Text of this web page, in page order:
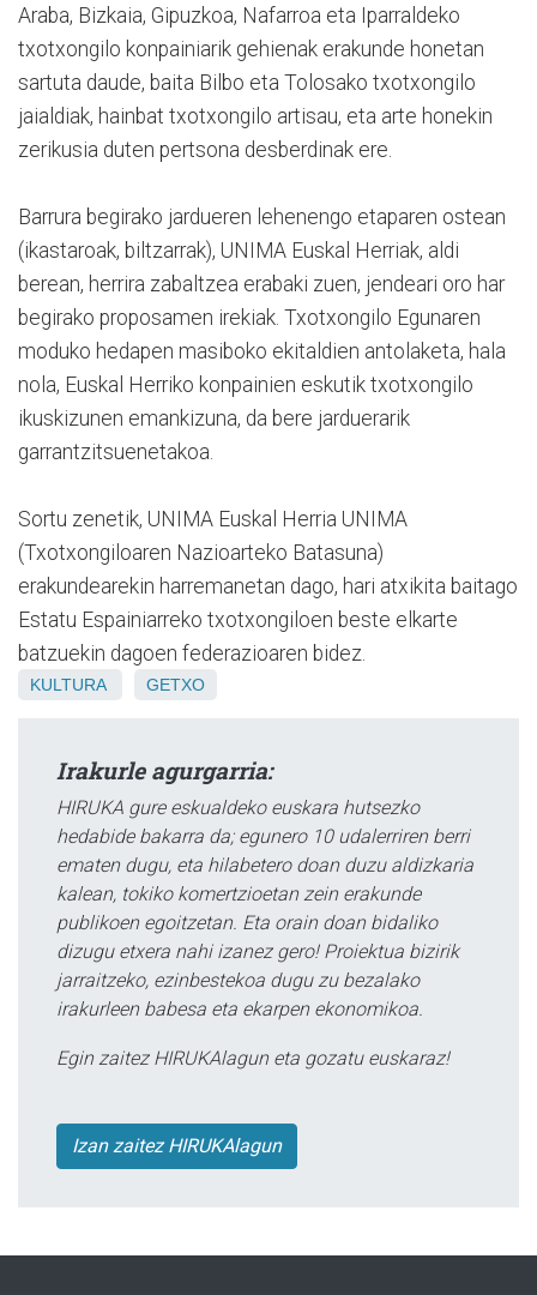
Araba, Bizkaia, Gipuzkoa, Nafarroa eta Iparraldeko
txotxongilo konpainiarik gehienak erakunde honetan
sartuta daude, baita Bilbo eta Tolosako txotxongilo
jaialdiak, hainbat txotxongilo artisau, eta arte honekin
zerikusia duten pertsona desberdinak ere.
Barrura begirako jardueren lehenengo etaparen ostean
(ikastaroak, biltzarrak), UNIMA Euskal Herriak, aldi
berean, herrira zabaltzea erabaki zuen, jendeari oro har
begirako proposamen irekiak. Txotxongilo Egunaren
moduko hedapen masiboko ekitaldien antolaketa, hala
nola, Euskal Herriko konpainien eskutik txotxongilo
ikuskizunen emankizuna, da bere jarduerarik
garrantzitsuenetakoa.
Sortu zenetik, UNIMA Euskal Herria UNIMA
(Txotxongiloaren Nazioarteko Batasuna)
erakundearekin harremanetan dago, hari atxikita baitago
Estatu Espainiarreko txotxongiloen beste elkarte
batzuekin dagoen federazioaren bidez.
KULTURA GETXO
Irakurle agurgarria:
HIRUKA gure eskualdeko euskara hutsezko
hedabide bakarra da; egunero 10 udalerriren berri
ematen dugu, eta hilabetero doan duzu aldizkaria
kalean, tokiko komertzioetan zein erakunde
publikoen egoitzetan. Eta orain doan bidaliko
dizugu etxera nahi izanez gero! Proiektua bizirik
jarraitzeko, ezinbestekoa dugu zu bezalako
irakurleen babesa eta ekarpen ekonomikoa.
Egin zaitez HIRUKAlagun eta gozatu euskaraz!
Izan zaitez HIRUKAlagun